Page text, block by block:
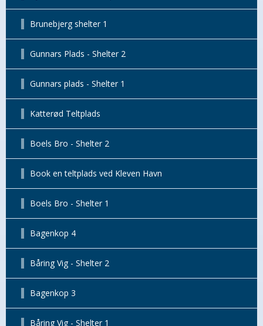
Brunebjerg shelter 1
Gunnars Plads - Shelter 2
Gunnars plads - Shelter 1
Katterød Teltplads
Boels Bro - Shelter 2
Book en teltplads ved Kleven Havn
Boels Bro - Shelter 1
Bagenkop 4
Båring Vig - Shelter 2
Bagenkop 3
Båring Vig - Shelter 1